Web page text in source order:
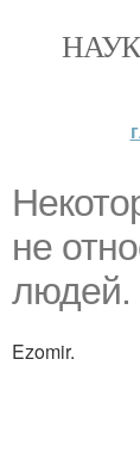
не
людей.
Ezomir.